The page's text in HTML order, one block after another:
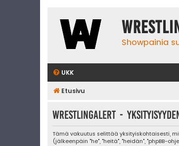
Showpainia
UKK
Etusivu
WrestlingAlert -
Tämä vakuutus selittää yksityiskohtaisesti,
(jälkeenpäin "he", "heitä", "heidän", "phpBB-